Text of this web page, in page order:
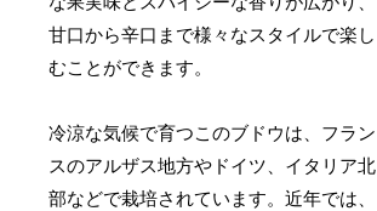
甘口から辛口まで様々なスタイルで楽し
むことができます。
冷涼な気候で育つこのブドウは、フラン
スのアルザス地方やドイツ、イタリア北
部などで栽培されています。近年では、